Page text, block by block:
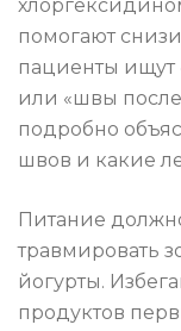
помогают
пациенты ищут
или «швы
подробно
швов и какие
Питание
травмировать
йогурты.
продуктов